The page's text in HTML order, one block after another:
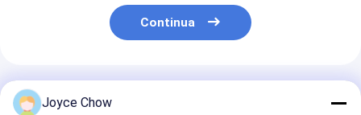
Continua
Prodotti Raccomandati
Joyce Chow